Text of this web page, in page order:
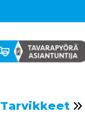
Tarvikkeet